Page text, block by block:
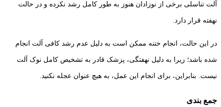
آلت تناسلی برخی از نوزادان هنوز به ‌طور کامل رشد نکرده و در حالت
نهفته قرار دارد.
در این حالت، انجام ختنه ممکن است به دلیل عدم رشد کافی آلت انجام
شده باشد؛ زیرا به دلیل نهفتگی، پزشک قادر به تشخیص کامل نوک آلت
نیست. بنابراین، برای انجام این عمل، به هیچ عنوان عجله نکنید.
جمع بندی